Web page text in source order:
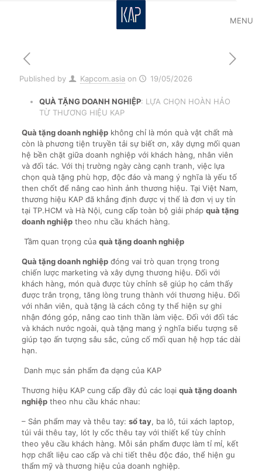
MENU
Published by Kapcom.asia on 19/05/2026
QUÀ TẶNG DOANH NGHIỆP: LỰA CHỌN HOÀN HẢO
TỪ THƯƠNG HIỆU KAP
Quà tặng doanh nghiệpkhông chỉ là món quà vật chất mà
còn là phương tiện truyền tải sự biết ơn, xây dựng mối quan
hệ bền chặt giữa doanh nghiệp với khách hàng, nhân viên
và đối tác. Với thị trường ngày càng cạnh tranh, việc lựa
chọn quà tặng phù hợp, độc đáo và mang ý nghĩa là yếu tố
then chốt để nâng cao hình ảnh thương hiệu. Tại Việt Nam,
thương hiệu KAP đã khẳng định được vị thế là đơn vị uy tín
tại TP.HCM và Hà Nội, cung cấp toàn bộ giải pháp quà tặng
doanh nghiệptheo nhu cầu khách hàng.
Tầm quan trọng của quà tặng doanh nghiệp
Quà tặng doanh nghiệpđóng vai trò quan trọng trong
chiến lược marketing và xây dựng thương hiệu. Đối với
khách hàng, món quà được tùy chỉnh sẽ giúp họ cảm thấy
được trân trọng, tăng lòng trung thành với thương hiệu. Đối
với nhân viên, quà tặng là cách công ty thể hiện sự ghi
nhận đóng góp, nâng cao tinh thần làm việc. Đối với đối tác
và khách nước ngoài, quà tặng mang ý nghĩa biểu tượng sẽ
giúp tạo ấn tượng sâu sắc, củng cố mối quan hệ hợp tác dài
hạn.
Danh mục sản phẩm đa dạng của KAP
Thương hiệu KAP cung cấp đầy đủ các loại quà tặng doanh
nghiệptheo nhu cầu khác nhau:
– Sản phẩm may và thêu tay: sổ tay, ba lô, túi xách laptop,
túi vải thêu tay, lót ly cốc thêu tay với thiết kế tùy chỉnh
theo yêu cầu khách hàng. Mỗi sản phẩm được làm tỉ mỉ, kết
hợp chất liệu cao cấp và chi tiết thêu độc đáo, thể hiện gu
thẩm mỹ và thương hiệu của doanh nghiệp.